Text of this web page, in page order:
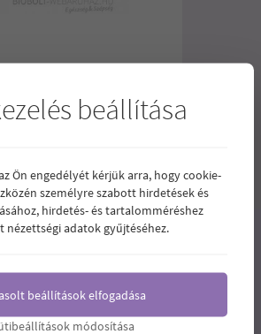
Ft
1 2 3
beállítása
Ön engedélyét kérjük arra, hogy cookie-
személyre szabott hirdetések és
hirdetés- és tartalomméréshez
nézettségi adatok gyűjtéséhez.
beállítások elfogadása
módosítása